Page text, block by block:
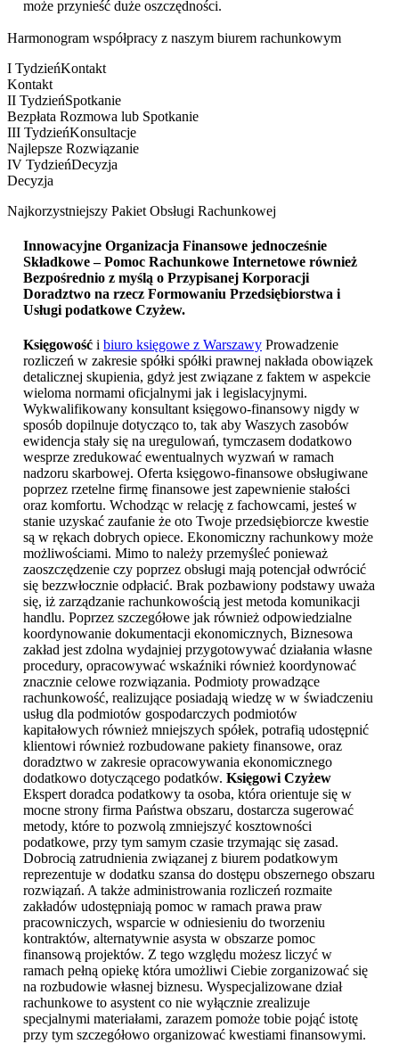
może przynieść duże oszczędności.
Harmonogram współpracy z naszym biurem rachunkowym
I TydzieńKontakt
Kontakt
II TydzieńSpotkanie
Bezpłata Rozmowa lub Spotkanie
III TydzieńKonsultacje
Najlepsze Rozwiązanie
IV TydzieńDecyzja
Decyzja
Najkorzystniejszy Pakiet Obsługi Rachunkowej
Innowacyjne Organizacja Finansowe jednocześnie
Składkowe – Pomoc Rachunkowe Internetowe również
Bezpośrednio z myślą o Przypisanej Korporacji
Doradztwo na rzecz Formowaniu Przedsiębiorstwa i
Usługi podatkowe Czyżew.
Księgowość i biuro księgowe z Warszawy Prowadzenie
rozliczeń w zakresie spółki spółki prawnej nakłada obowiązek
detalicznej skupienia, gdyż jest związane z faktem w aspekcie
wieloma normami oficjalnymi jak i legislacyjnymi.
Wykwalifikowany konsultant księgowo-finansowy nigdy w
sposób dopilnuje dotycząco to, tak aby Waszych zasobów
ewidencja stały się na uregulowań, tymczasem dodatkowo
wesprze zredukować ewentualnych wyzwań w ramach
nadzoru skarbowej. Oferta księgowo-finansowe obsługiwane
poprzez rzetelne firmę finansowe jest zapewnienie stałości
oraz komfortu. Wchodząc w relację z fachowcami, jesteś w
stanie uzyskać zaufanie że oto Twoje przedsiębiorcze kwestie
są w rękach dobrych opiece. Ekonomiczny rachunkowy może
możliwościami. Mimo to należy przemyśleć ponieważ
zaoszczędzenie czy poprzez obsługi mają potencjał odwrócić
się bezzwłocznie odpłacić. Brak pozbawiony podstawy uważa
się, iż zarządzanie rachunkowością jest metoda komunikacji
handlu. Poprzez szczegółowe jak również odpowiedzialne
koordynowanie dokumentacji ekonomicznych, Biznesowa
zakład jest zdolna wydajniej przygotowywać działania własne
procedury, opracowywać wskaźniki również koordynować
znacznie celowe rozwiązania. Podmioty prowadzące
rachunkowość, realizujące posiadają wiedzę w w świadczeniu
usług dla podmiotów gospodarczych podmiotów
kapitałowych również mniejszych spółek, potrafią udostępnić
klientowi również rozbudowane pakiety finansowe, oraz
doradztwo w zakresie opracowywania ekonomicznego
dodatkowo dotyczącego podatków. Księgowi Czyżew
Ekspert doradca podatkowy ta osoba, która orientuje się w
mocne strony firma Państwa obszaru, dostarcza sugerować
metody, które to pozwolą zmniejszyć kosztowności
podatkowe, przy tym samym czasie trzymając się zasad.
Dobrocią zatrudnienia związanej z biurem podatkowym
reprezentuje w dodatku szansa do dostępu obszernego obszaru
rozwiązań. A także administrowania rozliczeń rozmaite
zakładów udostępniają pomoc w ramach prawa praw
pracowniczych, wsparcie w odniesieniu do tworzeniu
kontraktów, alternatywnie asysta w obszarze pomoc
finansową projektów. Z tego względu możesz liczyć w
ramach pełną opiekę która umożliwi Ciebie zorganizować się
na rozbudowie własnej biznesu. Wyspecjalizowane dział
rachunkowe to asystent co nie wyłącznie zrealizuje
specjalnymi materiałami, zarazem pomoże tobie pojąć istotę
przy tym szczegółowo organizować kwestiami finansowymi.